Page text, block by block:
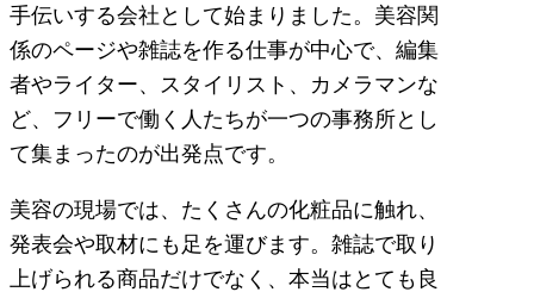
手伝いする会社として始まりました。美容関
係のページや雑誌を作る仕事が中心で、編集
者やライター、スタイリスト、カメラマンな
ど、フリーで働く人たちが一つの事務所とし
て集まったのが出発点です。
美容の現場では、たくさんの化粧品に触れ、
発表会や取材にも足を運びます。雑誌で取り
上げられる商品だけでなく、本当はとても良